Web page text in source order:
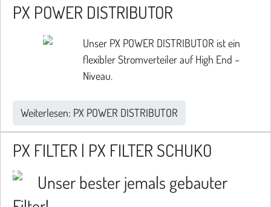
PX POWER DISTRIBUTOR
Unser PX POWER DISTRIBUTOR ist ein
flexibler Stromverteiler auf High End –
Niveau.
Weiterlesen: PX POWER DISTRIBUTOR
PX FILTER | PX FILTER SCHUKO
Unser bester jemals gebauter